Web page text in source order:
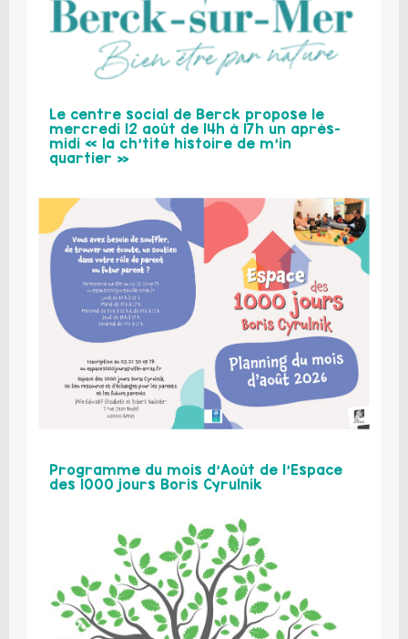
Le centre social de Berck propose le
mercredi 12 août de 14h à 17h un après-
midi « la ch’tite histoire de m’in
quartier »
Programme du mois d’Août de l’Espace
des 1000 jours Boris Cyrulnik